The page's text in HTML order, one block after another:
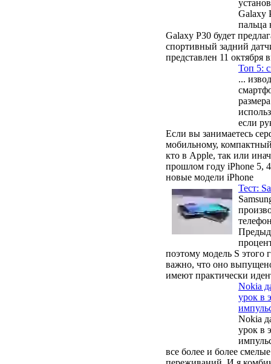
Galaxy
Galaxy P30 будет
спортивный задний
представлен 11 октября
Топ 5:
...
если
Если вы занимаетесь
мобильному,
кто в Apple, так или
прошлом году iPhone 5,
новые модели iPhone
Тест:
поэтому модель S этого
важно, что оно
имеют практически
Nokia
урок в
Nokia
урок в
все более и более